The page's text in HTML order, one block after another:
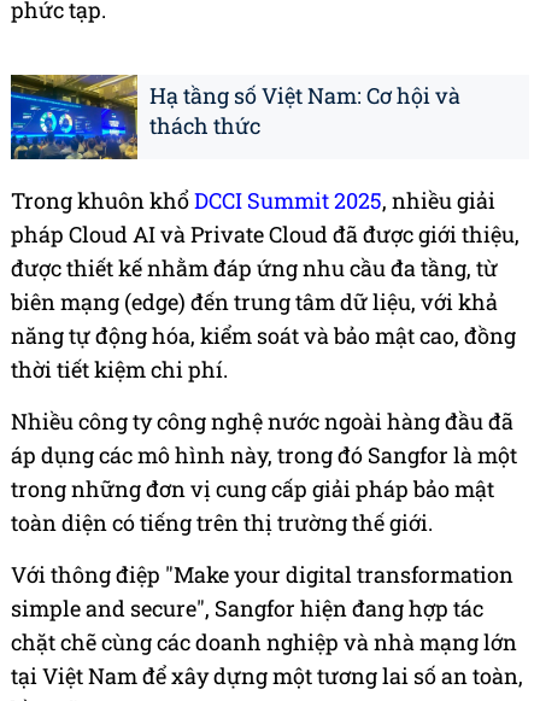
phức tạp.
Hạ tầng số Việt Nam: Cơ hội và
thách thức
Trong khuôn khổDCCI Summit 2025, nhiều giải
pháp Cloud AI và Private Cloud đã được giới thiệu,
được thiết kế nhằm đáp ứng nhu cầu đa tầng, từ
biên mạng (edge) đến trung tâm dữ liệu, với khả
năng tự động hóa, kiểm soát và bảo mật cao, đồng
thời tiết kiệm chi phí.
Nhiều công ty công nghệ nước ngoài hàng đầu đã
áp dụng các mô hình này, trong đó Sangfor là một
trong những đơn vị cung cấp giải pháp bảo mật
toàn diện có tiếng trên thị trường thế giới.
Với thông điệp "Make your digital transformation
simple and secure", Sangfor hiện đang hợp tác
chặt chẽ cùng các doanh nghiệp và nhà mạng lớn
tại Việt Nam để xây dựng một tương lai số an toàn,